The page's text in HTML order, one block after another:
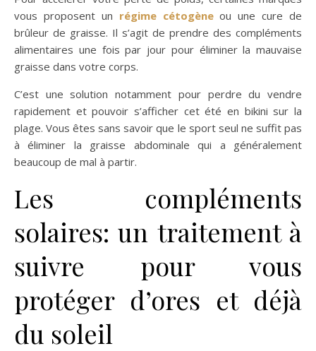
vous proposent un régime cétogèneou une cure de
brûleur de graisse. Il s’agit de prendre des compléments
alimentaires une fois par jour pour éliminer la mauvaise
graisse dans votre corps.
C’est une solution notamment pour perdre du vendre
rapidement et pouvoir s’afficher cet été en bikini sur la
plage. Vous êtes sans savoir que le sport seul ne suffit pas
à éliminer la graisse abdominale qui a généralement
beaucoup de mal à partir.
Les compléments
solaires: un traitement à
suivre pour vous
protéger d’ores et déjà
du soleil